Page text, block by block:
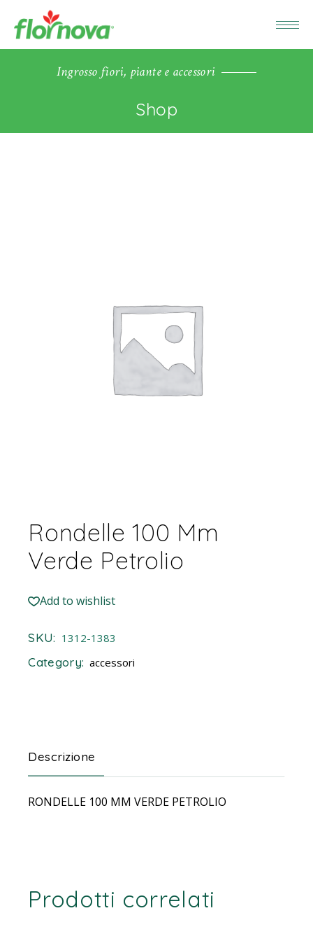
Ingrosso fiori, piante e accessori
Shop
Rondelle 100 Mm
Verde Petrolio
Add to wishlist
SKU: 1312-1383
Category: accessori
Descrizione
RONDELLE 100 MM VERDE PETROLIO
Prodotti correlati